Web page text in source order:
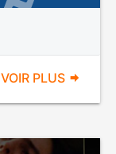
VOIR PLUS